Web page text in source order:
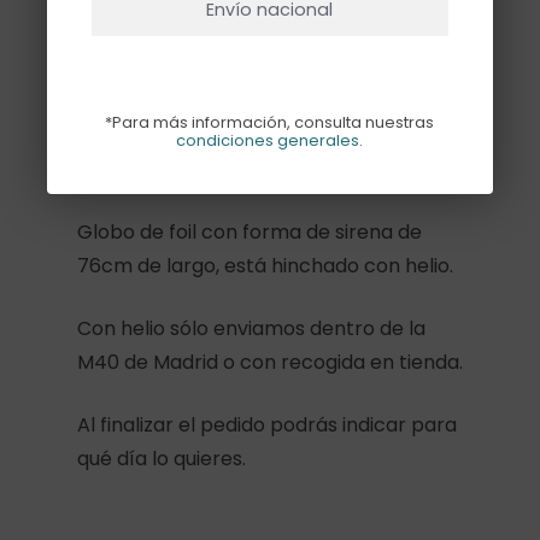
Descripción
Globo de foil con forma de sirena de
76cm de largo, está hinchado con helio.
Con helio sólo enviamos dentro de la
M40 de Madrid o con recogida en tienda.
Al finalizar el pedido podrás indicar para
qué día lo quieres.
Envío nacional
*Para más información, consulta nuestras
condiciones generales.